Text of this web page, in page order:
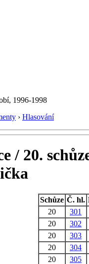
1996-1998
› Hlasování
/ 20.
Schůze Č. hl.
20
301
20
302
20
303
20
304
20
305